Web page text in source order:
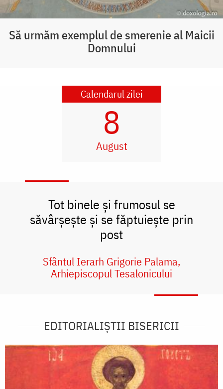
Să urmăm exemplul de smerenie al Maicii
Domnului
Calendarul zilei
8
August
Tot binele și frumosul se
săvârșește și se făptuiește prin
post
Sfântul Ierarh Grigorie Palama,
Arhiepiscopul Tesalonicului
EDITORIALIȘTII BISERICII